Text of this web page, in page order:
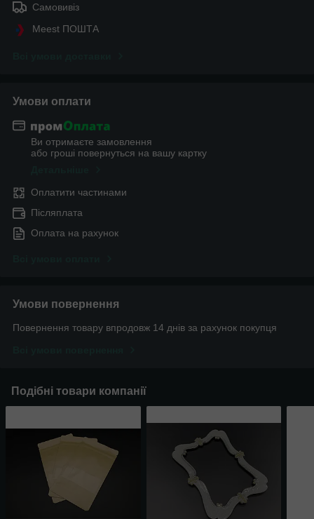
Самовивіз
Meest ПОШТА
Умови оплати
Ви отримаєте замовлення
або гроші повернуться на вашу картку
Оплатити частинами
Післяплата
Оплата на рахунок
Умови повернення
Повернення товару впродовж 14 днів за рахунок покупця
Подібні товари компанії